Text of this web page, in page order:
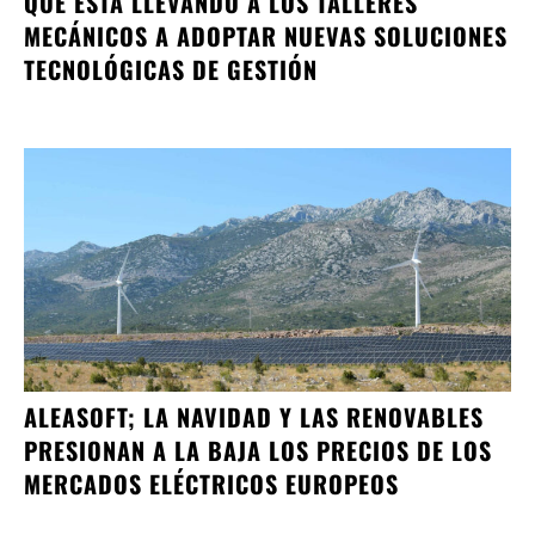
MECÁNICOS A ADOPTAR NUEVAS SOLUCIONES
TECNOLÓGICAS DE GESTIÓN
ALEASOFT; LA NAVIDAD Y LAS RENOVABLES
PRESIONAN A LA BAJA LOS PRECIOS DE LOS
MERCADOS ELÉCTRICOS EUROPEOS